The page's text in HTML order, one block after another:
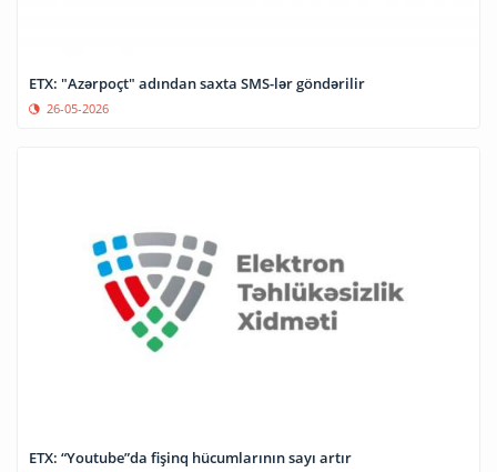
ETX: "Azərpoçt" adından saxta SMS-lər göndərilir
26-05-2026
ETX: “Youtube”da fişinq hücumlarının sayı artır